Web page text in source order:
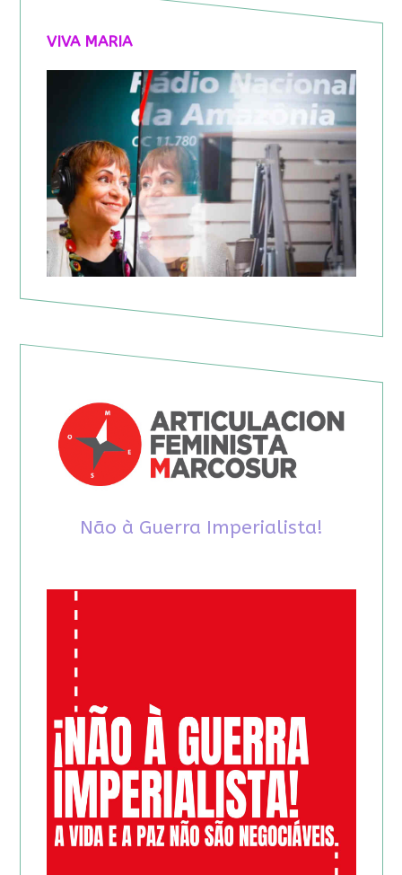
VIVA MARIA
Não à Guerra Imperialista!